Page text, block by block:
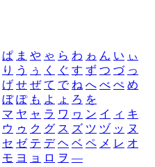
ぱ ま や ゃ ら わ ゎ ん い ぃ
り う ぅ く ぐ す ず つ づ っ
げ せ ぜ て で ね へ べ ぺ め
ぼ ぽ も よ ょ ろ を
マ ヤ ャ ラ ワ ヮ ン イ ィ キ
ウ ゥ ク グ ス ズ ツ ヅ ッ ヌ
セ ゼ テ デ ヘ ベ ペ メ レ オ
モ ヨ ョ ロ ヲ ―